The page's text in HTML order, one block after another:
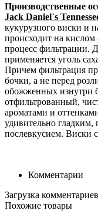
Производственные
Jack Daniel`s
кукурузного виски и
происходит на
процесс фильтрации.
применяется уголь
Причем фильтрация
бочки, а не перед
обожженных изнутри
отфильтрованный,
ароматами и
удивительно
послевкусием. Виски
Комментарии
Загрузка
Похожие товары